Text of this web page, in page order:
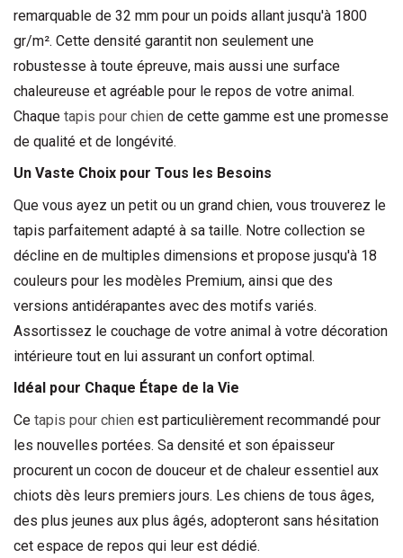
remarquable de 32 mm pour un poids allant jusqu'à 1800
gr/m². Cette densité garantit non seulement une
robustesse à toute épreuve, mais aussi une surface
chaleureuse et agréable pour le repos de votre animal.
Chaque tapis pour chien de cette gamme est une promesse
de qualité et de longévité.
Un Vaste Choix pour Tous les Besoins
Que vous ayez un petit ou un grand chien, vous trouverez le
tapis parfaitement adapté à sa taille. Notre collection se
décline en de multiples dimensions et propose jusqu'à 18
couleurs pour les modèles Premium, ainsi que des
versions antidérapantes avec des motifs variés.
Assortissez le couchage de votre animal à votre décoration
intérieure tout en lui assurant un confort optimal.
Idéal pour Chaque Étape de la Vie
Ce tapis pour chien est particulièrement recommandé pour
les nouvelles portées. Sa densité et son épaisseur
procurent un cocon de douceur et de chaleur essentiel aux
chiots dès leurs premiers jours. Les chiens de tous âges,
des plus jeunes aux plus âgés, adopteront sans hésitation
cet espace de repos qui leur est dédié.